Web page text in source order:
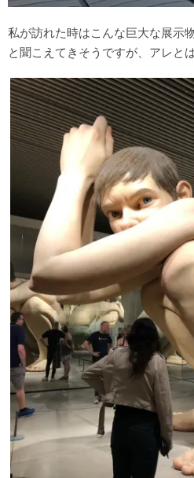
私が訪れた時はこんな巨大な展示
と聞こえてきそうですが、アレと